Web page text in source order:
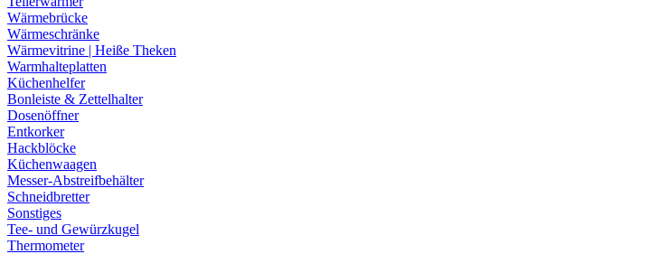
Wärmebrücke
Wärmeschränke
Wärmevitrine | Heiße Theken
Warmhalteplatten
Küchenhelfer
Bonleiste & Zettelhalter
Dosenöffner
Entkorker
Hackblöcke
Küchenwaagen
Messer-Abstreifbehälter
Schneidbretter
Sonstiges
Tee- und Gewürzkugel
Thermometer